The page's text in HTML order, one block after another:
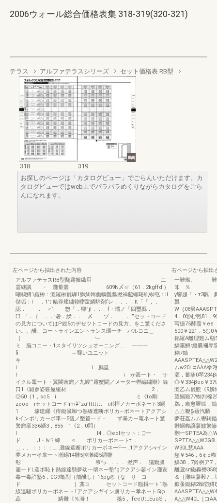
2006ウォール総合価格表集 318-319(320-321)
テラス アルファテラスシリーズ セット価格表 RB型
318
319
お探しのページは「カタログビュー」でごらんいただけます。カ
タログビューではweb上でパラパラめくりながらカタログをごら
んになれます。
左ページから抽出された内容
アルファテラスRB型翻露搬繊用 二
霊継議 ・ 灘量叢 609N〆㎡（61．2kgffdi｝
嘲鵜鱒1羅榊：灘羅榊雛騨1獅糾輯働輌難瓢撚禅脇蝋曙蝋蜘屯：ll
儲垢：I I．1’t’励蓉艦繍韓囎蹴鱗騨剤fレ．．．．It「「，．
認． ． ♂1 惣「．卿”jl．． f・瑞ノ「四璽縣．
臼 ’．｛ ．．’暑．繰．．．〆 ．ヅ．． ．i”セットコード
の見方についてはP総5のヂセツトコードの見方」をこ驚くださ
い。。醗、コートラインエントランス環一チ パルコニ＿
｛ ﹂
ミ 脳コニー・1スタイリツシュオーニング…… 一一一
fi ︷聾いユニット
キ
i i 鵬皇
l i か叢一ト・ サ
イクル竃一ト・翼閣茜欝／九鰻“’露蟹闘／メーター轡編繍辮》舞
口1《願参姿醤屋緩材 2，
◎50｛1，sc5 i ミ《to剛
zooo iセットコードlim㌢za’ttttttt iボ拝ノカーボネート3鰯
1 壕建纐《痔鋤鼠蜘つ熱線遮断ポリカ∼ボネートアクアシ
kインポリカーボ車一5観ノ墾篇一ド・ ず暴カー竃ネート驚
警欝叢3β6鱗3，855 1《2．0問）
l I4，◎eolセット：⊇一
ド J・lv？縛 々 ボリカーボネートt’．
＿．、：：：：……灘線遮断ポリカーボネーF一…1アクアシvイン
夢メカー孝皐一ト潮鰯14雛5控灘綴5調雛
彰 箏㍉．．．．撚声．．議勤騰
箋一ドL遡ボ恥ト熱線達懸夢幼一壌ネー塾fgアクアシ蓼イン灘亥
毒一毒許塾6，0G9亀副｛舗醗し）16ρg◎｛な り コ
ド ｝藁コ セットコード臨揖一ト1熱
線達騒ボリカーボネート1アクアシギイン虜リカー孝ネート5ゆ
蕊 鱗難《％瀞！ 箋5，lfeeUtLEuaS，
右ページから抽出
一難
叩 ％ 灘驚鎌
γ響趨「・τ3嘱
瓢 「戸 麺
W｛08舅
4，0⑪む戦81
写徳75酵霞￥ee
500￥221，5む
銘羅A離理難ム
鱗霧鱒r縫騰禰琴
糊7鋤 甲一
ムw20L⊂AAA挙
濯，蓄疹0琴
◎￥334βoo￥
灘乙ム雛醗《9
望鰯難77蜘判棉2
鵜，癒愈羅鍛，
△△鞭§薙汽麟
夢荘姦ムム轡鋳
雛鰯糊譲蓼鯵繁
翻一
W30L慧AAA
慈￥546，6
鱗38，7鈴桝ア7
離鳶sπ磁轟轡
＆｛灘幽蓼毅7
糠蚤鋤糊2蜘窃鱒
A△△W40L［コ